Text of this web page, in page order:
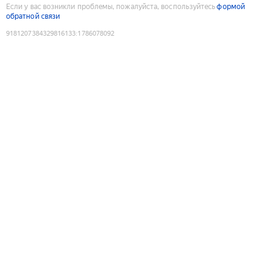
Если у вас возникли проблемы, пожалуйста, воспользуйтесьформой
обратной связи
9181207384329816133:1786078092